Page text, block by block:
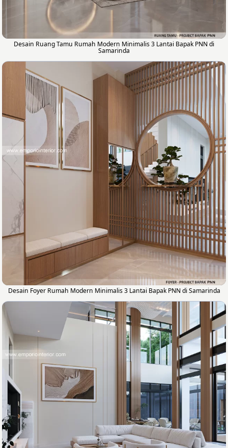
Desain Ruang Tamu Rumah Modern Minimalis 3 Lantai Bapak PNN di
Samarinda
Desain Foyer Rumah Modern Minimalis 3 Lantai Bapak PNN di Samarinda